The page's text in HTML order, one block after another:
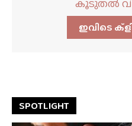
കൂടുതൽ
ഇവിടെ
SPOTLIGHT